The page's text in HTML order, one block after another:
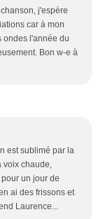
j'espère
car à mon
ondes l'année du
Bon w-e à
est sublimé par la
voix chaude,
un jour de
ai des frissons et
Laurence...